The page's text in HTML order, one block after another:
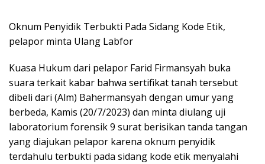
Oknum Penyidik Terbukti Pada Sidang Kode Etik,
pelapor minta Ulang Labfor
Kuasa Hukum dari pelapor Farid Firmansyah buka
suara terkait kabar bahwa sertifikat tanah tersebut
dibeli dari (Alm) Bahermansyah dengan umur yang
berbeda, Kamis (20/7/2023) dan minta diulang uji
laboratorium forensik 9 surat berisikan tanda tangan
yang diajukan pelapor karena oknum penyidik
terdahulu terbukti pada sidang kode etik menyalahi